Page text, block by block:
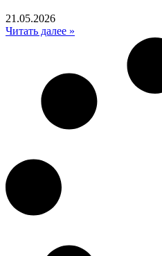
21.05.2026
Читать далее »